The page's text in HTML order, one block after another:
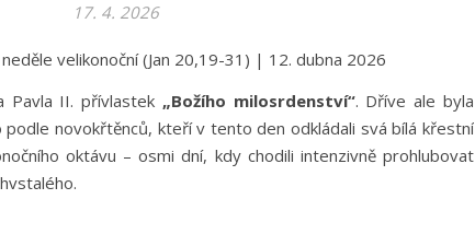
17. 4. 2026
velikonoční (Jan 20,19-31) | 12. dubna 2026
Pavla II. přívlastek „Božího milosrdenství“. Dříve ale byla
podle novokřtěnců, kteří v tento den odkládali svá bílá křestní
oktávu – osmi dní, kdy chodili intenzivně prohlubovat